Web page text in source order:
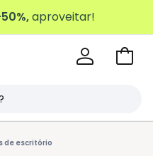
aproveitar!
Ir
de escritório